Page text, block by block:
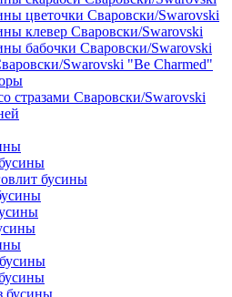
цветочки Сваровски/Swarovski
клевер Сваровски/Swarovski
бабочки Сваровски/Swarovski
Swarovski "Be Charmed"
стразами Сваровски/Swarovski
бусины
бусины